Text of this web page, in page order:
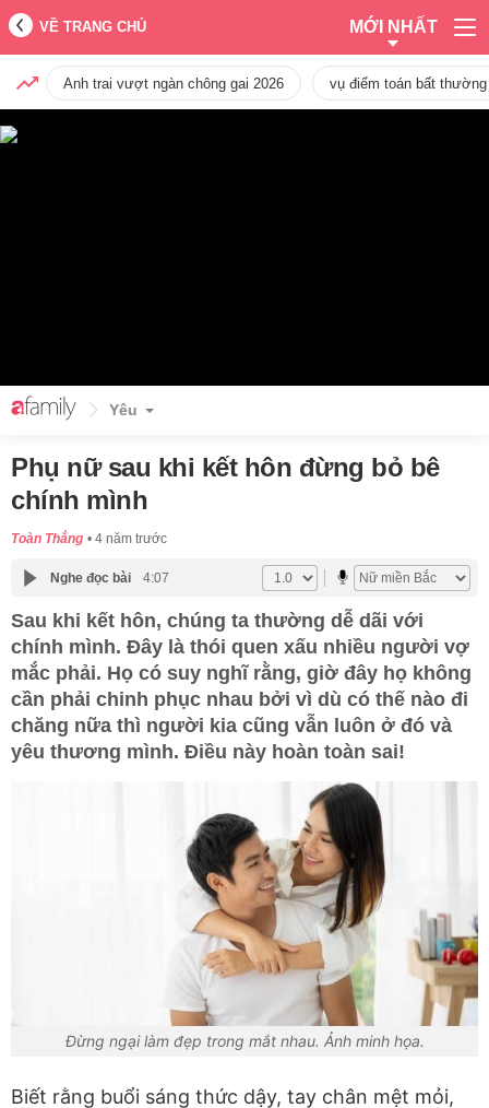
VỀ TRANG CHỦ MỚI NHẤT
Anh trai vượt ngàn chông gai 2026 vụ điểm toán bất
Yêu
Phụ nữ sau khi kết hôn đừng bỏ bê
chính mình
Toàn Thắng 4 năm trước
Nghe đọc bài 4:07
Sau khi kết hôn, chúng ta thường dễ dãi với
chính mình. Đây là thói quen xấu nhiều người vợ
mắc phải. Họ có suy nghĩ rằng, giờ đây họ không
cần phải chinh phục nhau bởi vì dù có thế nào đi
chăng nữa thì người kia cũng vẫn luôn ở đó và
yêu thương mình. Điều này hoàn toàn sai!
Đừng ngại làm đẹp trong mắt nhau. Ảnh minh họa.
Biết rằng buổi sáng thức dậy, tay chân mệt mỏi,